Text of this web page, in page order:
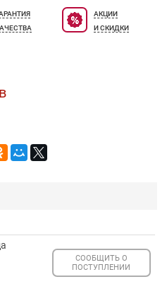
АКЦИИ
И СКИДКИ
СООБЩИТЬ О
ПОСТУПЛЕНИИ